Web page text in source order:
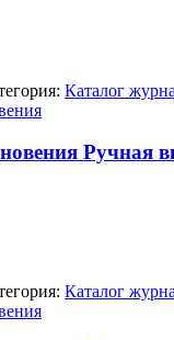
Каталог
Ручная
Каталог